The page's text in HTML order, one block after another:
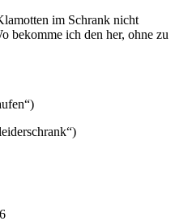
im Schrank nicht
bekomme ich den her, ohne zu